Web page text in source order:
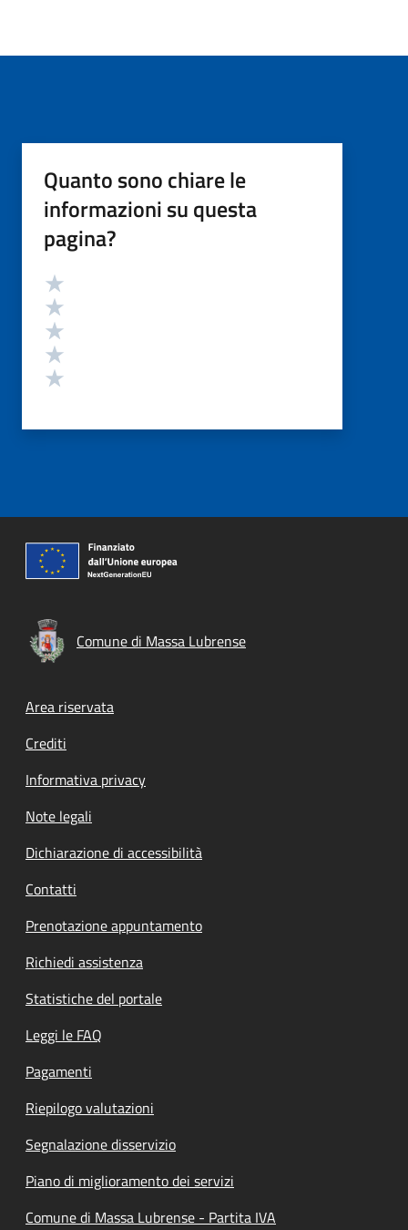
Quanto sono chiare le
informazioni su questa
pagina?
Valutazione
Comune di Massa Lubrense
Footer menu
Area riservata
Crediti
Informativa privacy
Note legali
Dichiarazione di accessibilità
Contatti
Prenotazione appuntamento
Richiedi assistenza
Statistiche del portale
Leggi le FAQ
Pagamenti
Riepilogo valutazioni
Segnalazione disservizio
Piano di miglioramento dei servizi
Comune di Massa Lubrense - Partita IVA